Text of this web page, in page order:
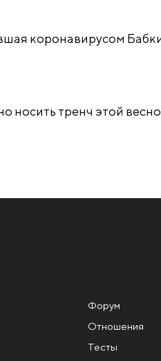
коронавирусом
носить тренч этой
Форум
Отношения
Тесты